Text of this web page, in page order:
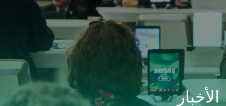
الأخبار